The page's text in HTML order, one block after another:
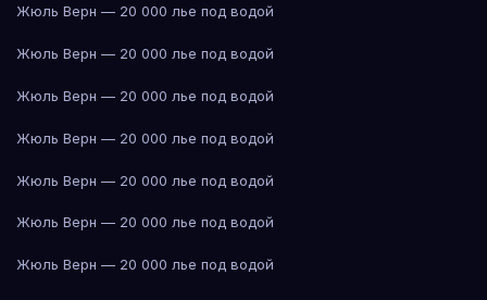
Жюль Верн — 20 000 лье под водой
Жюль Верн — 20 000 лье под водой
Жюль Верн — 20 000 лье под водой
Жюль Верн — 20 000 лье под водой
Жюль Верн — 20 000 лье под водой
Жюль Верн — 20 000 лье под водой
Жюль Верн — 20 000 лье под водой